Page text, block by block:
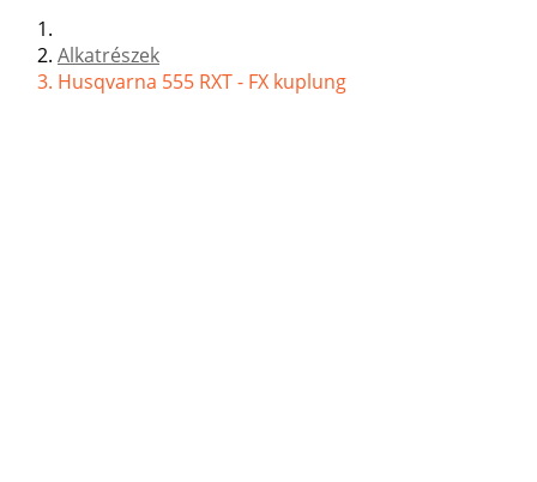
Alkatrészek
Husqvarna 555 RXT - FX kuplung